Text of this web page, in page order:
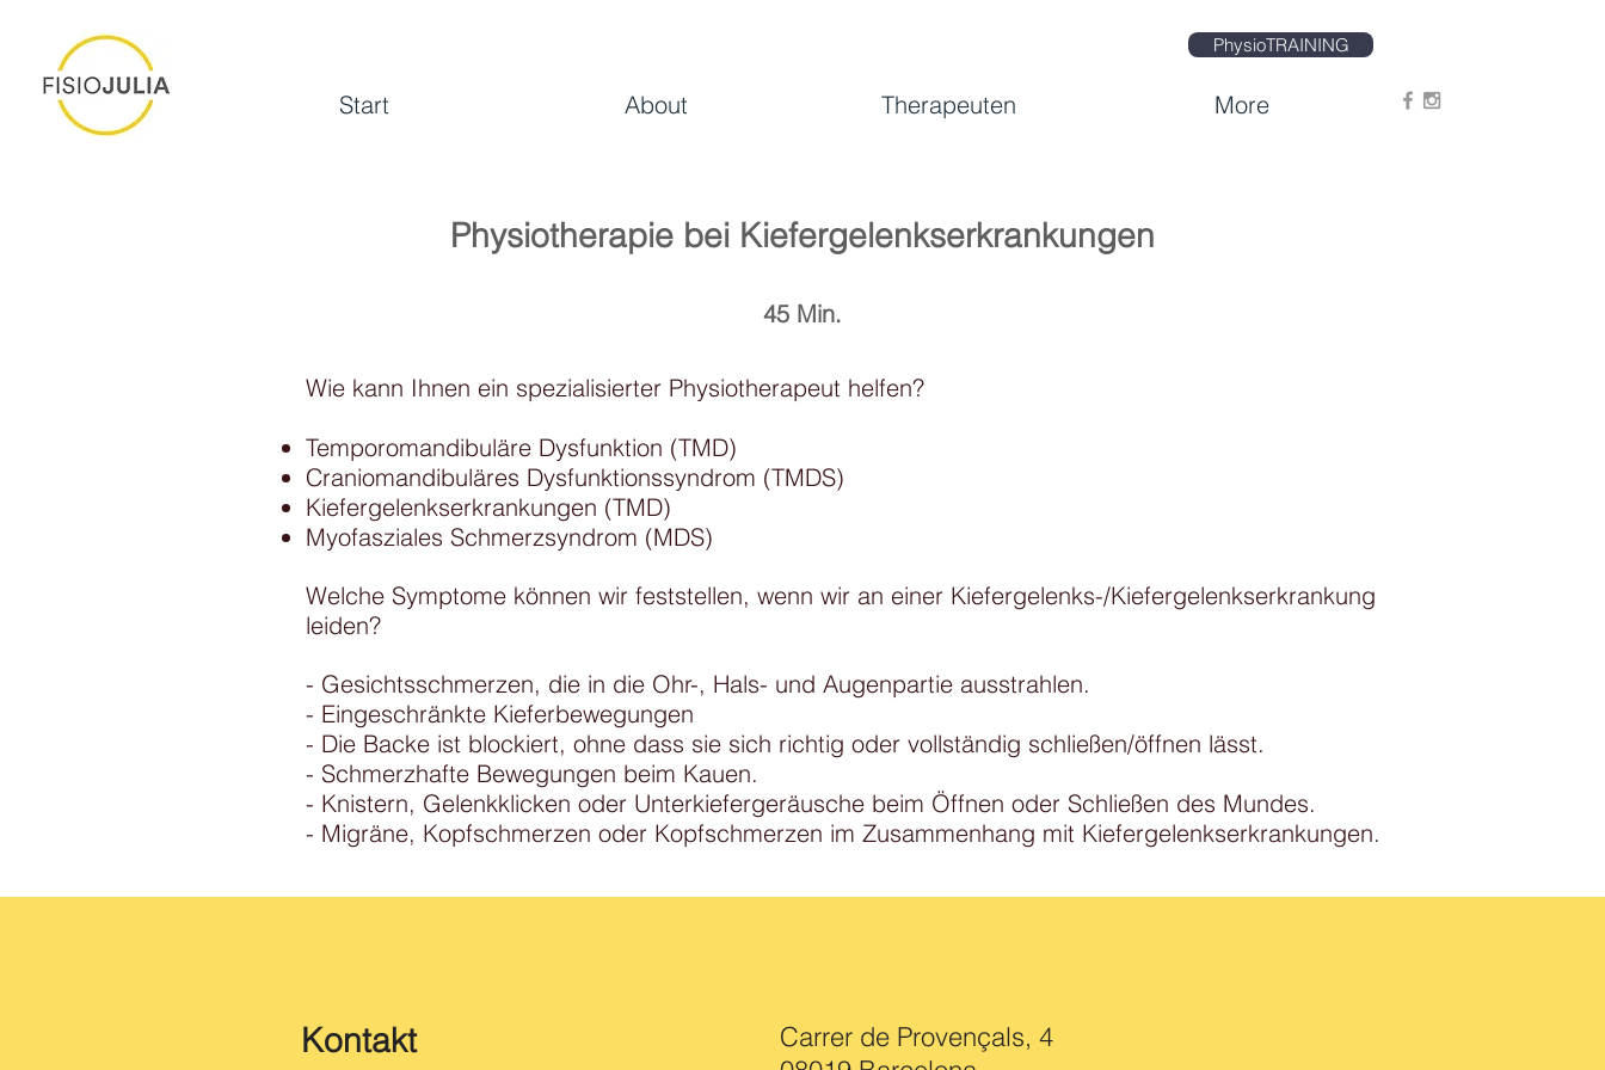
PhysioTRAINING
Start About Therapeuten More
Physiotherapie bei Kiefergelenkserkrankungen
45 Min.
Wie kann Ihnen ein spezialisierter Physiotherapeut helfen?
Temporomandibuläre Dysfunktion (TMD)
Craniomandibuläres Dysfunktionssyndrom (TMDS)
Kiefergelenkserkrankungen (TMD)
Myofasziales Schmerzsyndrom (MDS)
Welche Symptome können wir feststellen, wenn wir an einer Kiefergelenks-/Kiefergelenkserkrankung
leiden?
- Gesichtsschmerzen, die in die Ohr-, Hals- und Augenpartie ausstrahlen.
- Eingeschränkte Kieferbewegungen
- Die Backe ist blockiert, ohne dass sie sich richtig oder vollständig schließen/öffnen lässt.
- Schmerzhafte Bewegungen beim Kauen.
- Knistern, Gelenkklicken oder Unterkiefergeräusche beim Öffnen oder Schließen des Mundes.
- Migräne, Kopfschmerzen oder Kopfschmerzen im Zusammenhang mit Kiefergelenkserkrankungen.
Kontakt
Carrer de Provençals, 4